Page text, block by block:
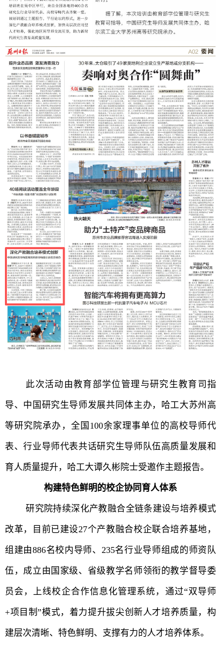
此次活动由教育部学位管理与研究生教育司指
导、中国研究生导师发展共同体主办， 哈工大苏州高
等研究院承办， 全国 100余家理事单位的高校导师代
表、行业导师代表共话研究生导师队伍高质量发展和
育人质量提升， 哈工大谭久彬院士受邀作主题报告。
构建特色鲜明的校企协同育人体系
研究院持续深化产教融合全链条建设与培养模式
改革，目前已建设27个产教融合校企联合培养基地，
组建由886名校内导师、 235名行业导师组成的师资队
伍，成立由国家级、省级教学名师领衔的教学督导委
员会，上线校企合作信息化管理系统，通过“双导师
+项目制”模式，着力提升拔尖创新人才培养质量，构
建层次清晰、特色鲜明、支撑有力的人才培养体系。